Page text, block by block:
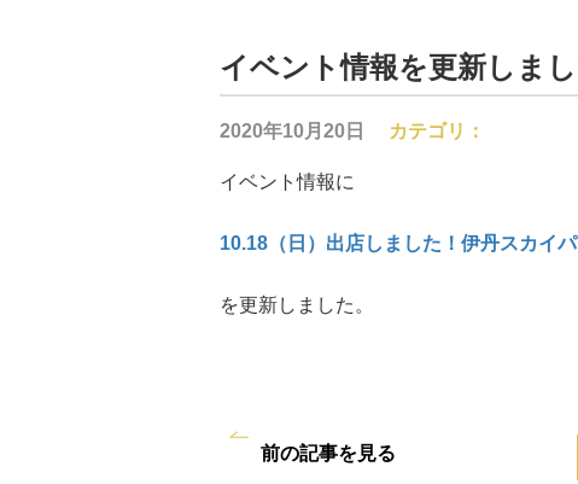
イベント情報を更新しまし
2020年10月20日 カテゴリ：
イベント情報に
10.18（日）出店しました！伊丹スカイ
を更新しました。
前の記事を見る